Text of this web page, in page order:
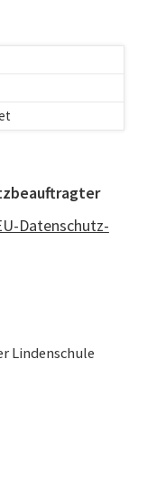
Datenschutz-
Lindenschule